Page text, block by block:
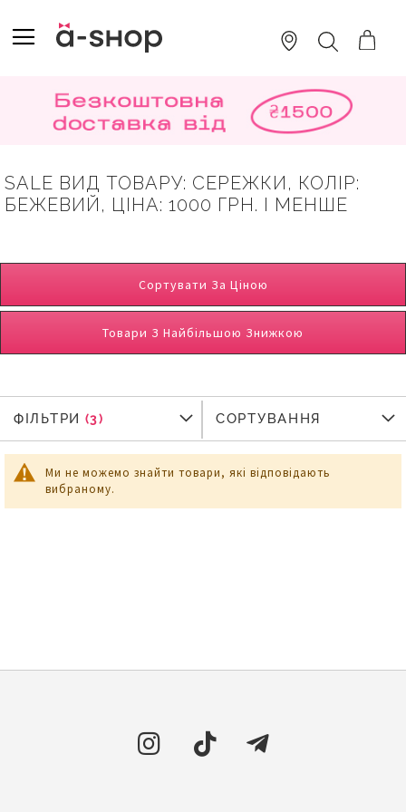
TO
CONTENT
ПОШУК
SALE ВИД ТОВАРУ: СЕРЕЖКИ, КОЛІР:
БЕЖЕВИЙ, ЦІНА: 1000 ГРН. І МЕНШЕ
Сортувати За Ціною
Товари З Найбільшою Знижкою
Ми не можемо знайти товари, які відповідають
вибраному.
ФІЛЬТРИ
ФІЛЬТРИ СОРТУВАННЯ